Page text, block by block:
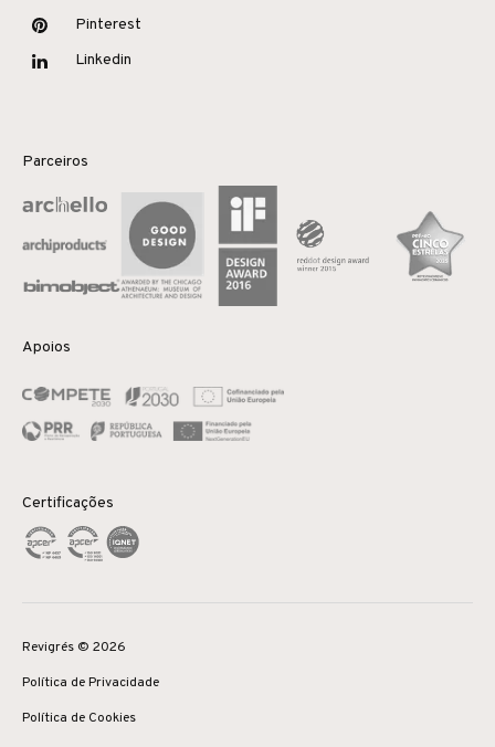
Pinterest
Linkedin
Parceiros
Apoios
Certificações
Revigrés © 2026
Política de Privacidade
Política de Cookies